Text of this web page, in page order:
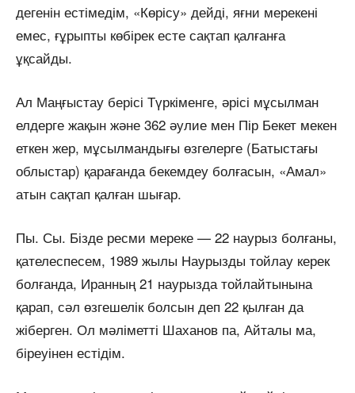
дегенін естімедім, «Көрісу» дейді, яғни мерекені
емес, ғұрыпты көбірек есте сақтап қалғанға
ұқсайды.
Ал Маңғыстау берісі Түркіменге, әрісі мұсылман
елдерге жақын және 362 әулие мен Пір Бекет мекен
еткен жер, мұсылмандығы өзгелерге (Батыстағы
облыстар) қарағанда бекемдеу болғасын, «Амал»
атын сақтап қалған шығар.
Пы. Сы. Бізде ресми мереке — 22 наурыз болғаны,
қателеспесем, 1989 жылы Наурызды тойлау керек
болғанда, Иранның 21 наурызда тойлайтынына
қарап, сәл өзгешелік болсын деп 22 қылған да
жіберген. Ол мәліметті Шаханов па, Айталы ма,
біреуінен естідім.